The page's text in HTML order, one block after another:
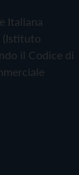
Italiana
(Istituto
il Codice di